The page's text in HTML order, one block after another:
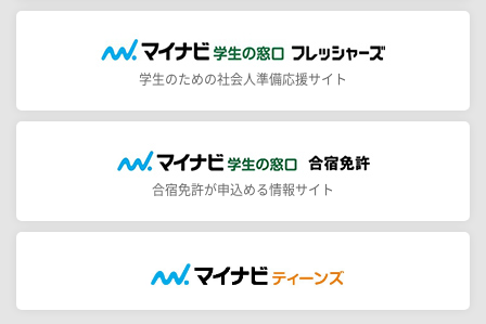
学生のための社会人準備応援サイト
合宿免許が申込める情報サイト